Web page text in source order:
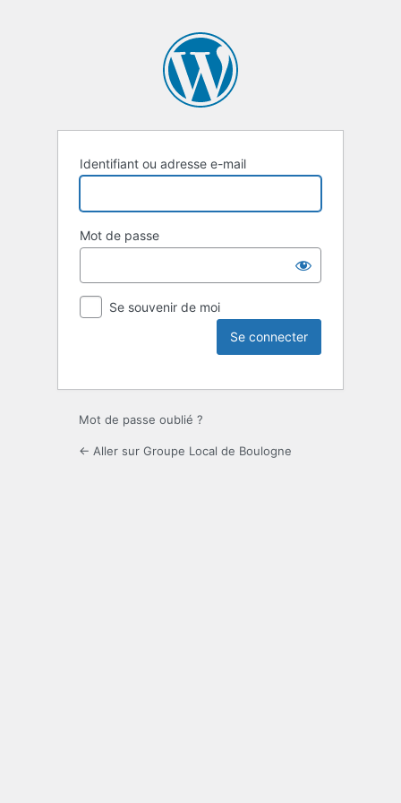
Identifiant ou adresse e-mail
Mot de passe
Se souvenir de moi
Mot de passe oublié ?
← Aller sur Groupe Local de Boulogne